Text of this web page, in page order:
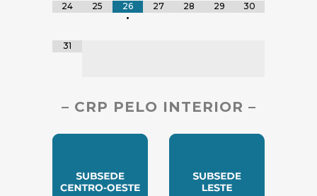
24 25
26
•
27 28 29 30
31
– CRP PELO INTERIOR –